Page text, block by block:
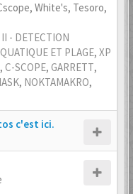
White's, Tesoro,
- DETECTION
ET PLAGE, XP
, C-SCOPE, GARRETT,
, NOKTAMAKRO,
c'est ici.